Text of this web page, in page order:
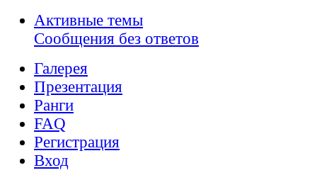
Активные темы
Сообщения без ответов
Галерея
Презентация
Ранги
FAQ
Регистрация
Вход